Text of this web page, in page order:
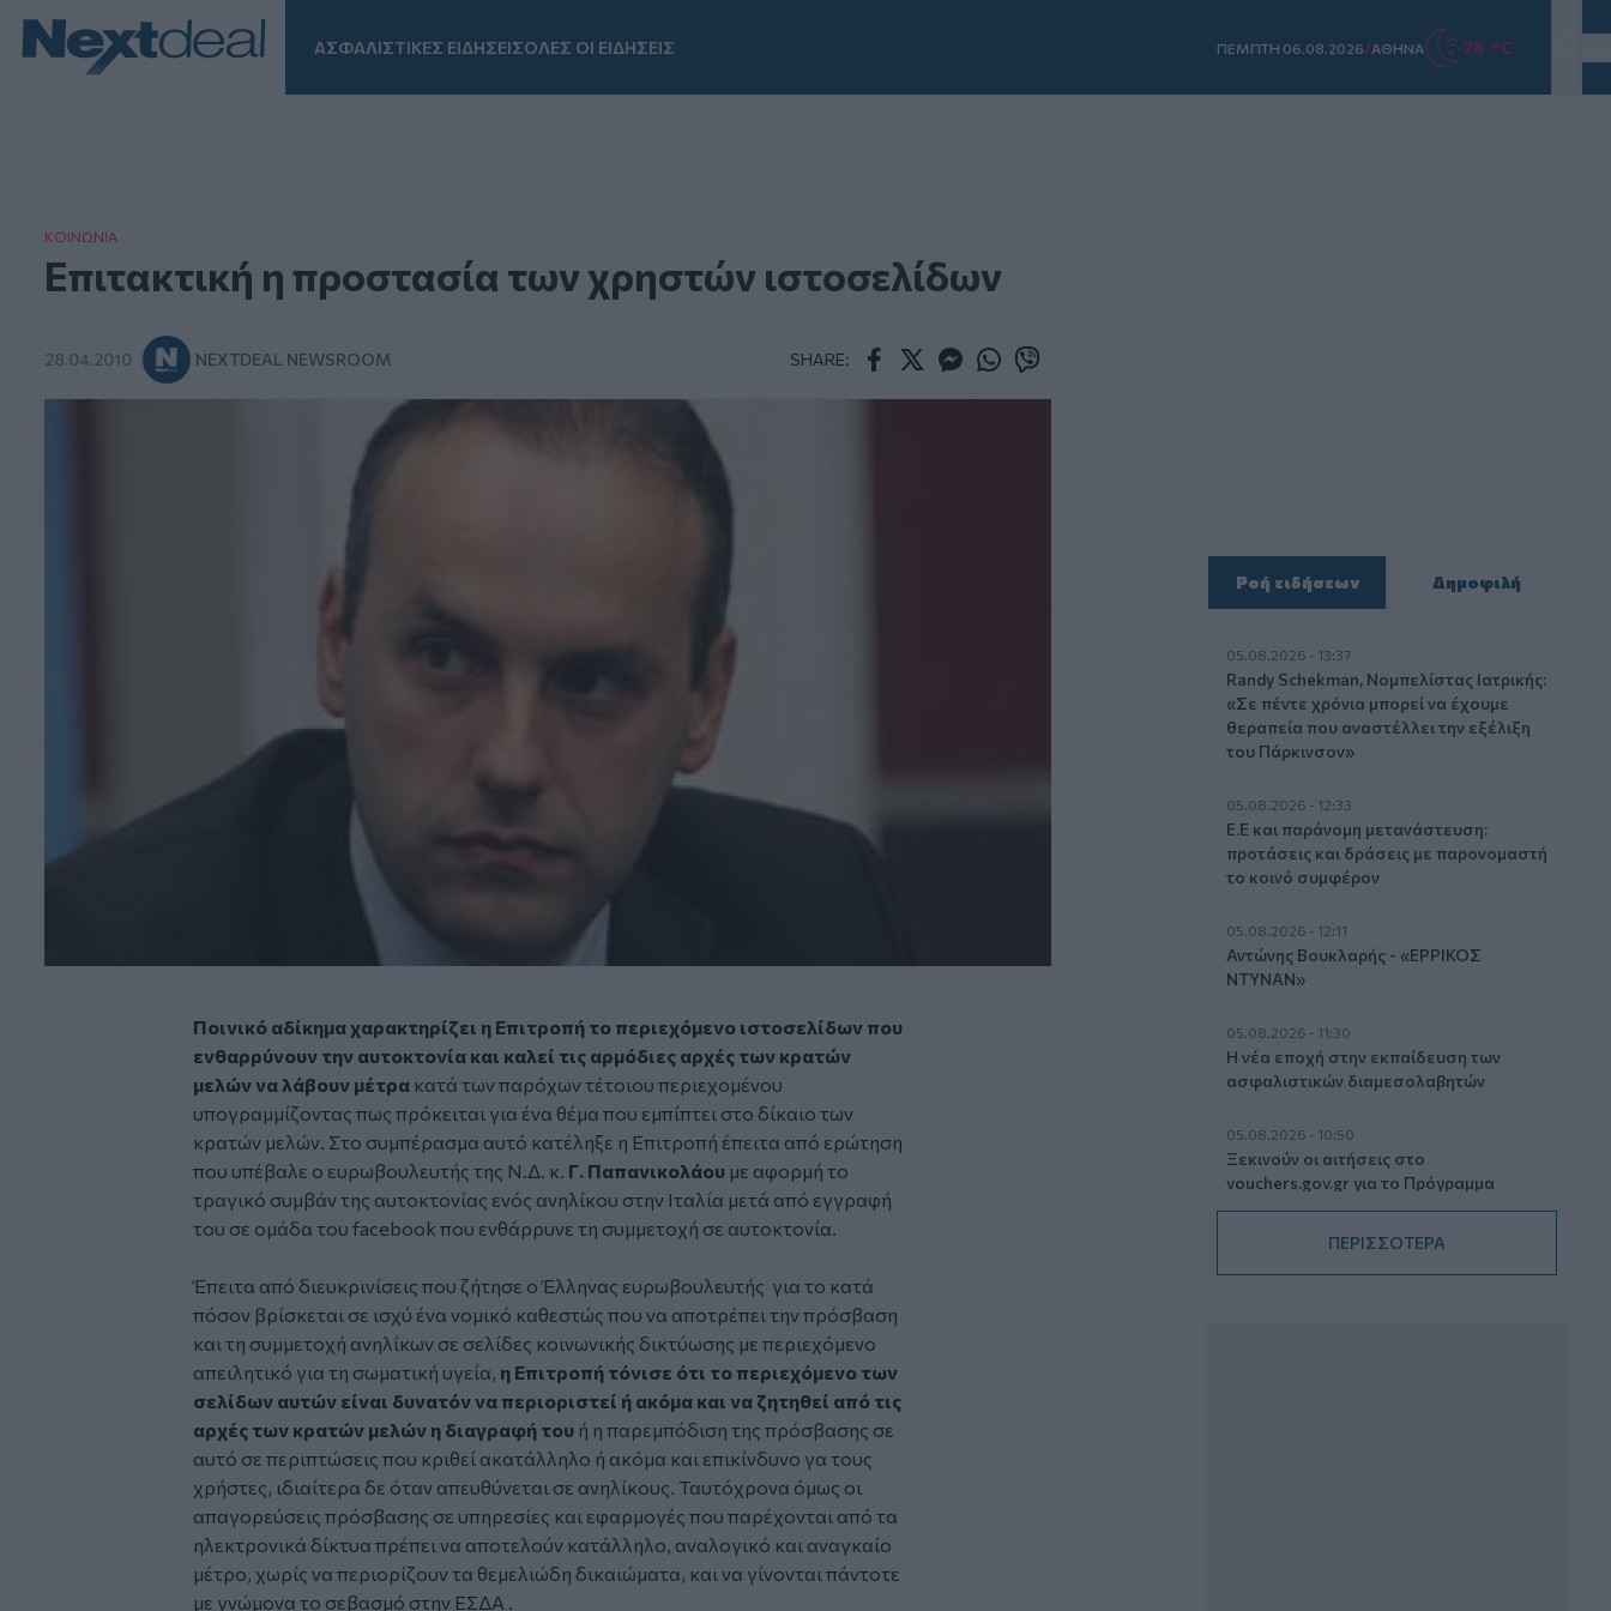
ΑΣΦΑΛΙΣΤΙΚΕΣ ΕΙΔΗΣΕΙΣΟΛΕΣ ΟΙ ΕΙΔΗΣΕΙΣ ΠΕΜΠΤΗ 06.08.2026/ΑΘΗΝΑ 28 °C
ΚΟΙΝΩΝΙΑ
Επιτακτική η προστασία των χρηστών ιστοσελίδων
28.04.2010 NEXTDEAL NEWSROOM SHARE:
Ποινικό αδίκημα χαρακτηρίζει η Επιτροπή το περιεχόμενο ιστοσελίδων που
ενθαρρύνουν την αυτοκτονία και καλεί τις αρμόδιες αρχές των κρατών
μελών να λάβουν μέτρα κατά των παρόχων τέτοιου περιεχομένου
υπογραμμίζοντας πως πρόκειται για ένα θέμα που εμπίπτει στο δίκαιο των
κρατών μελών. Στο συμπέρασμα αυτό κατέληξε η Επιτροπή έπειτα από ερώτηση
που υπέβαλε ο ευρωβουλευτής της Ν.Δ. κ. Γ. Παπανικολάου με αφορμή το
τραγικό συμβάν της αυτοκτονίας ενός ανηλίκου στην Ιταλία μετά από εγγραφή
του σε ομάδα του facebook που ενθάρρυνε τη συμμετοχή σε αυτοκτονία.
Έπειτα από διευκρινίσεις που ζήτησε ο Έλληνας ευρωβουλευτής για το κατά
πόσον βρίσκεται σε ισχύ ένα νομικό καθεστώς που να αποτρέπει την πρόσβαση
και τη συμμετοχή ανηλίκων σε σελίδες κοινωνικής δικτύωσης με περιεχόμενο
απειλητικό για τη σωματική υγεία, η Επιτροπή τόνισε ότι το περιεχόμενο των
σελίδων αυτών είναι δυνατόν να περιοριστεί ή ακόμα και να ζητηθεί από τις
αρχές των κρατών μελών η διαγραφή του ή η παρεμπόδιση της πρόσβασης σε
αυτό σε περιπτώσεις που κριθεί ακατάλληλο ή ακόμα και επικίνδυνο γα τους
χρήστες, ιδιαίτερα δε όταν απευθύνεται σε ανηλίκους. Ταυτόχρονα όμως οι
απαγορεύσεις πρόσβασης σε υπηρεσίες και εφαρμογές που παρέχονται από τα
ηλεκτρονικά δίκτυα πρέπει να αποτελούν κατάλληλο, αναλογικό και αναγκαίο
μέτρο, χωρίς να περιορίζουν τα θεμελιώδη δικαιώματα, και να γίνονται πάντοτε
με γνώμονα το σεβασμό στην ΕΣΔΑ .
Ροή ειδήσεων Δημοφιλή
05.08.2026 - 13:37
Randy Schekman, Νομπελίστας Ιατρικής:
«Σε πέντε χρόνια μπορεί να έχουμε
θεραπεία που αναστέλλει την εξέλιξη
του Πάρκινσον»
05.08.2026 - 12:33
Ε.Ε και παράνομη μετανάστευση:
προτάσεις και δράσεις με παρονομαστή
το κοινό συμφέρον
05.08.2026 - 12:11
Αντώνης Βουκλαρής - «ΕΡΡΙΚΟΣ
ΝΤΥΝΑΝ»
05.08.2026 - 11:30
Η νέα εποχή στην εκπαίδευση των
ασφαλιστικών διαμεσολαβητών
05.08.2026 - 10:50
Ξεκινούν οι αιτήσεις στο
vouchers.gov.gr για το Πρόγραμμα
«Τουρισμός για όλους 2026-2027»
ΠΕΡΙΣΣΟΤΕΡΑ